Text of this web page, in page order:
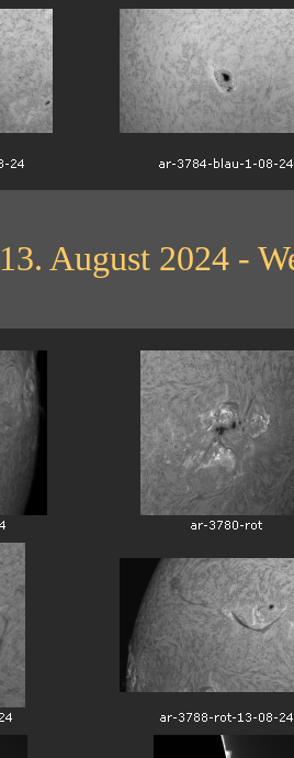
13. August 2024 -